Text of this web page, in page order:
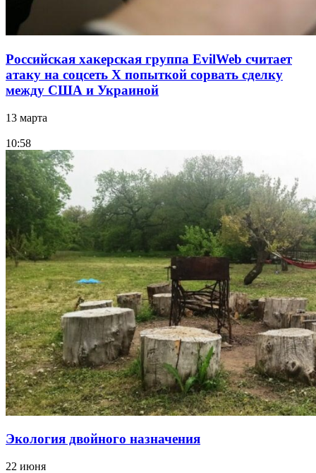
Российская хакерская группа EvilWeb считает
атаку на соцсеть Х попыткой сорвать сделку
между США и Украиной
13 марта
10:58
Экология двойного назначения
22 июня